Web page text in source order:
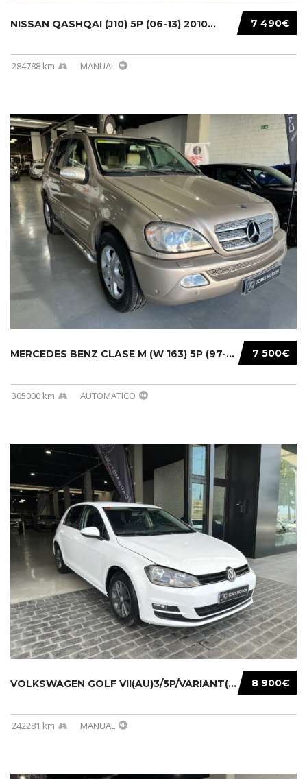
7 490€
NISSAN QASHQAI (J10) 5P (06-13) 2010...
284788 km MANUAL
7 500€
MERCEDES BENZ CLASE M (W 163) 5P (97-05) 200...
305000 km AUTOMATICO
8 900€
VOLKSWAGEN GOLF VII(AU)3/5P/VARIANT(12-16 20...
242281 km MANUAL